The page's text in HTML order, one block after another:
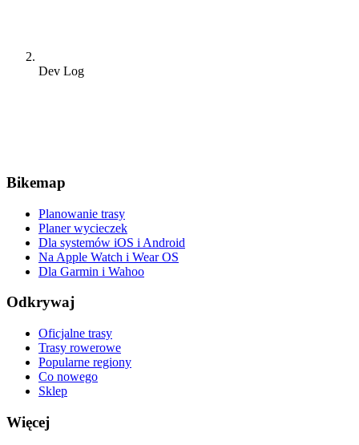
Dev Log
Bikemap
Planowanie trasy
Planer wycieczek
Dla systemów iOS i Android
Na Apple Watch i Wear OS
Dla Garmin i Wahoo
Odkrywaj
Oficjalne trasy
Trasy rowerowe
Popularne regiony
Co nowego
Sklep
Więcej